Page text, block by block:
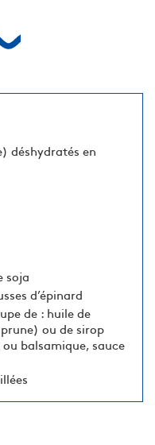
déshydratés en
soja
d’épinard
de : huile de
ou de sirop
balsamique, sauce